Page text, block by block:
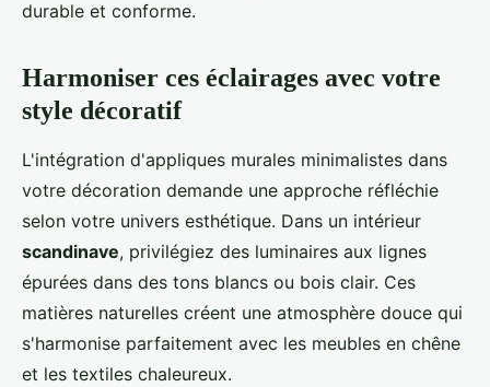
durable et conforme.
Harmoniser ces éclairages avec votre
style décoratif
L'intégration d'appliques murales minimalistes dans
votre décoration demande une approche réfléchie
selon votre univers esthétique. Dans un intérieur
scandinave, privilégiez des luminaires aux lignes
épurées dans des tons blancs ou bois clair. Ces
matières naturelles créent une atmosphère douce qui
s'harmonise parfaitement avec les meubles en chêne
et les textiles chaleureux.